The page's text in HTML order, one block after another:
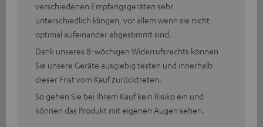
verschiedenen Empfangsgeräten sehr
unterschiedlich klingen, vor allem wenn sie nicht
optimal aufeinander abgestimmt sind.
Dank unseres 8-wöchigen Widerrufsrechts können
Sie unsere Geräte ausgiebig testen und innerhalb
dieser Frist vom Kauf zurücktreten.
So gehen Sie bei Ihrem Kauf kein Risiko ein und
können das Produkt mit eigenen Augen sehen.